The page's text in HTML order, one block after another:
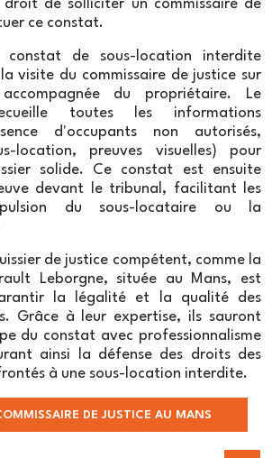
une preuve fiable et
locative d'un logement et
cas de litige devant les tribunaux.
de solliciter un commissaire de
ce constat.
constat de sous-location interdite
visite du commissaire de justice sur
du propriétaire. Le
toutes les informations
d'occupants non autorisés,
location, preuves visuelles) pour
solide. Ce constat est ensuite
devant le tribunal, facilitant les
du sous-locataire ou la
de justice compétent, comme la
Leborgne, située au Mans, est
la légalité et la qualité des
Grâce à leur expertise, ils sauront
du constat avec professionnalisme
ainsi la défense des droits des
à une sous-location interdite.
DE JUSTICE AU MANS